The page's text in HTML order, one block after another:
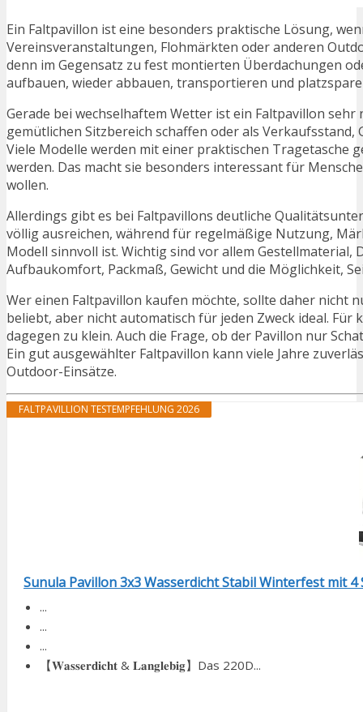
Ein Faltpavillon ist eine besonders praktische Lösung,
Vereinsveranstaltungen, Flohmärkten oder anderen
denn im Gegensatz zu fest montierten Überdachungen
aufbauen, wieder abbauen, transportieren und
Gerade bei wechselhaftem Wetter ist ein Faltpavillon
gemütlichen Sitzbereich schaffen oder als
Viele Modelle werden mit einer praktischen Tragetasche
werden. Das macht sie besonders interessant für
wollen.
Allerdings gibt es bei Faltpavillons deutliche
völlig ausreichen, während für regelmäßige Nutzung,
Modell sinnvoll ist. Wichtig sind vor allem
Aufbaukomfort, Packmaß, Gewicht und die Möglichkeit,
Wer einen Faltpavillon kaufen möchte, sollte daher nicht
beliebt, aber nicht automatisch für jeden Zweck ideal.
dagegen zu klein. Auch die Frage, ob der Pavillon nur
Ein gut ausgewählter Faltpavillon kann viele Jahre
Outdoor-Einsätze.
FALTPAVILLION TESTEMPFEHLUNG 2026
Sunula Pavillon 3x3 Wasserdicht Stabil Winterfest mit 4
...
...
...
【𝐖𝐚𝐬𝐬𝐞𝐫𝐝𝐢𝐜𝐡𝐭 & 𝐋𝐚𝐧𝐠𝐥𝐞𝐛𝐢𝐠】Das 220D...